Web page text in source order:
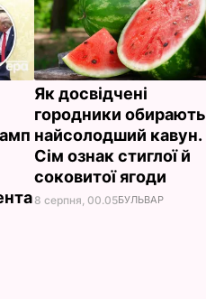
Як досвідчені
городники обирають
найсолодший кавун.
Сім ознак стиглої й
соковитої ягоди
8 серпня, 00.05БУЛЬВАР